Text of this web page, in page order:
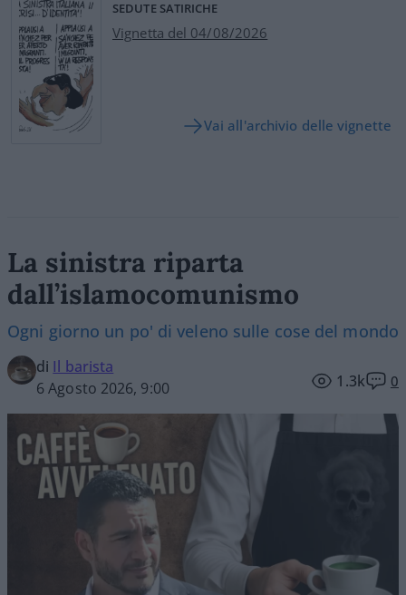
SEDUTE SATIRICHE
Vignetta del 04/08/2026
Vai all'archivio delle vignette
La sinistra riparta
dall’islamocomunismo
Ogni giorno un po' di veleno sulle cose del mondo
di Il barista
6 Agosto 2026, 9:00
1.3k 0